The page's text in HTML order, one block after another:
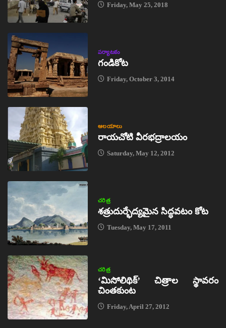
Friday, May 25, 2018
పర్యాటకం
గండికోట
Friday, October 3, 2014
ఆలయాలు
రాయచోటి వీరభద్రాలయం
Saturday, May 12, 2012
చరిత్ర
శత్రుదుర్భేద్యమైన సిద్ధవటం కోట
Tuesday, May 17, 2011
చరిత్ర
‘మిసోలిథిక్‌’ చిత్రాల స్థావరం
చింతకుంట
Friday, April 27, 2012